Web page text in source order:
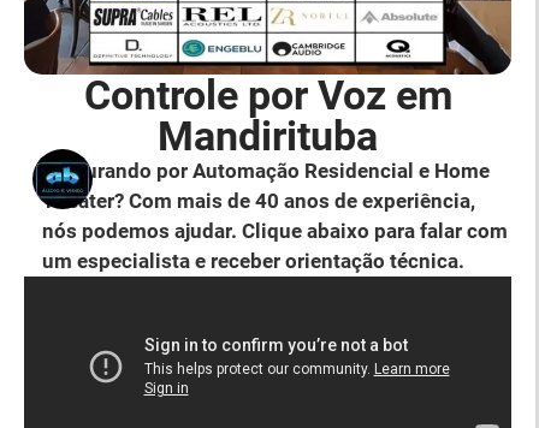
Controle por Voz em
Mandirituba
Procurando por Automação Residencial e Home
Theater? Com mais de 40 anos de experiência,
nós podemos ajudar. Clique abaixo para falar com
um especialista e receber orientação técnica.